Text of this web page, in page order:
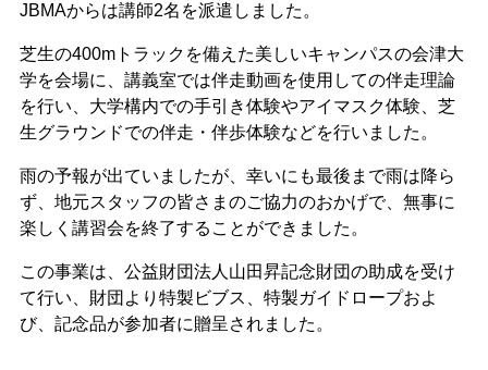
JBMAからは講師2名を派遣しました。
芝生の400mトラックを備えた美しいキャンパスの会津大
学を会場に、講義室では伴走動画を使用しての伴走理論
を行い、大学構内での手引き体験やアイマスク体験、芝
生グラウンドでの伴走・伴歩体験などを行いました。
雨の予報が出ていましたが、幸いにも最後まで雨は降ら
ず、地元スタッフの皆さまのご協力のおかげで、無事に
楽しく講習会を終了することができました。
この事業は、公益財団法人山田昇記念財団の助成を受け
て行い、財団より特製ビブス、特製ガイドロープおよ
び、記念品が参加者に贈呈されました。